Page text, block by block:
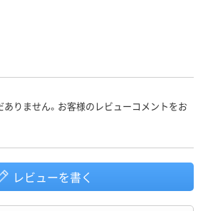
りません。お客様のレビューコメントをお
レビューを書く